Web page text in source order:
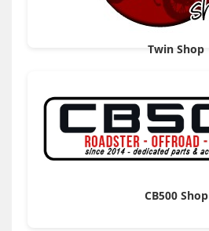
Twin Shop
CB500 Shop